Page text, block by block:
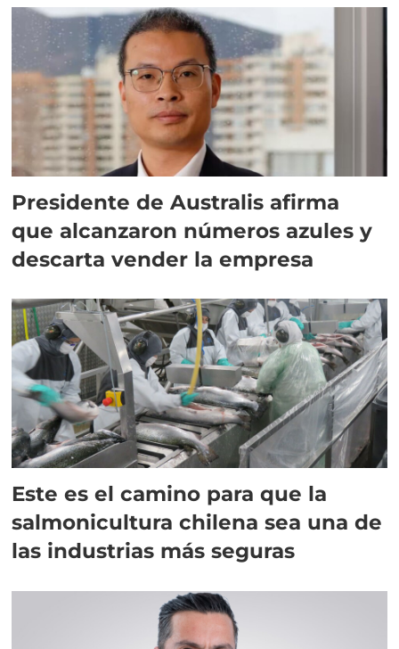
Presidente de Australis afirma
que alcanzaron números azules y
descarta vender la empresa
Este es el camino para que la
salmonicultura chilena sea una de
las industrias más seguras